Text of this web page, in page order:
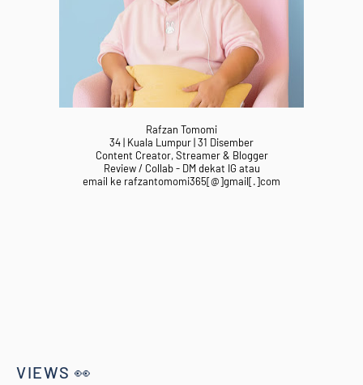
Rafzan Tomomi
34 | Kuala Lumpur | 31 Disember
Content Creator, Streamer & Blogger
Review / Collab - DM dekat IG atau
email ke rafzantomomi365[@]gmail[.]com
VIEWS 👀